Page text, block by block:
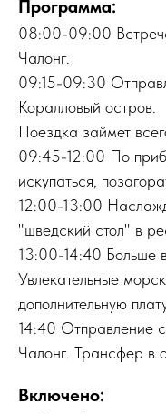
Программа:
08:00-09:00
Чалонг.
09:15-09:30
Коралловый остров.
Поездка займет
09:45-12:00 По
искупаться,
12:00-13:00
"шведский стол" в
13:00-14:40 Больше
Увлекательные
дополнительную
14:40 Отправление
Чалонг. Трансфер в
Включено: